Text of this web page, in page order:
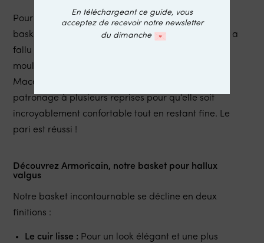
Pour la petite histoire, la mise au point de notre
basket Armoricain a pris beaucoup de temps car il a
fallu concevoir une semelle sur-mesure à partir de
moules fabriqués spécifiquement pour Caroline
Macaron. Nous avons également peaufiné le
patronage à plusieurs reprises pour qu’elle soit
incroyablement confortable tout en restant fine. Le
pari est réussi !
Découvrez Armoricain, notre basket pour hallux
valgus
Notre basket incontournable se décline en deux
finitions :
Le cuir lisse : Pour un look élégant et une plus
En téléchargeant ce guide, vous
acceptez de recevoir notre newsletter
du dimanche